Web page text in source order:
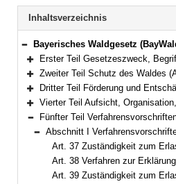
BAYERN.RECHT
letzten
Suche
Navigation
Inhaltsverzeichnis
Bereich reduzieren
Bayerisches Waldgesetz (BayWaldG) in der Fassung der Bekanntmachung
Bereich erweitern
Erster Teil Gesetzeszweck,
Bereich erweitern
Zweiter Teil Schutz des Waldes
Bereich erweitern
Dritter Teil Förderung und
Bereich erweitern
Vierter Teil Aufsicht, Organisation, altrechtliche
Bereich reduzieren
Fünfter Teil Verfahrensvorschriften,
Bereich reduzieren
Abschnitt I
Art. 37 Zuständigkeit zum
Art. 38 Verfahren zur Erklärung von
Art. 39 Zuständigkeit zum